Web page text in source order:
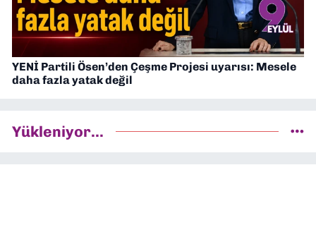
YENİ Partili Ösen’den Çeşme Projesi uyarısı: Mesele
daha fazla yatak değil
Yükleniyor...